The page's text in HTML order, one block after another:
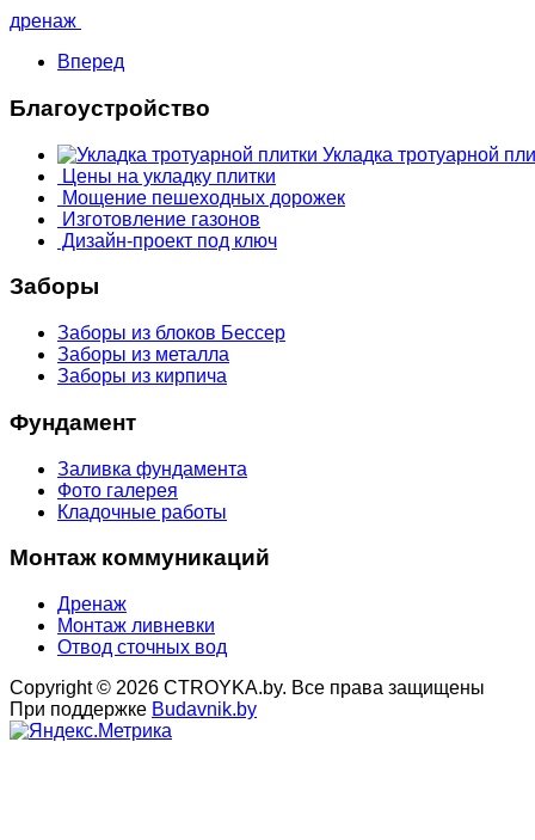
дренаж
Вперед
Благоустройство
Укладка тротуарной
Цены на укладку плитки
Мощение пешеходных дорожек
Изготовление газонов
Дизайн-проект под ключ
Заборы
Заборы из блоков Бессер
Заборы из металла
Заборы из кирпича
Фундамент
Заливка фундамента
Фото галерея
Кладочные работы
Монтаж коммуникаций
Дренаж
Монтаж ливневки
Отвод сточных вод
Copyright © 2026 CTROYKA.by. Все права защищены
При поддержке Budavnik.by